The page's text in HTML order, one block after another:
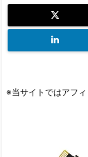
※当サイトではアフィ